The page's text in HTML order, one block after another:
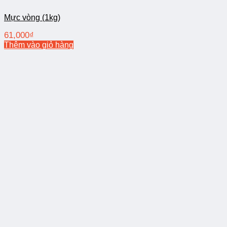
Mực vòng (1kg)
61,000₫
Thêm vào giỏ hàng